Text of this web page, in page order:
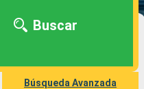
Buscar
Búsqueda Avanzada